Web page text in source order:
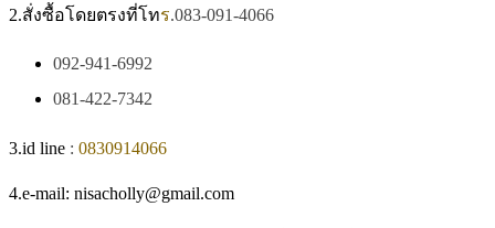
2.สั่งซื้อโดยตรงที่โทร.083-091-4066
092-941-6992
081-422-7342
3.id line : 0830914066
4.e-mail: nisacholly@gmail.com